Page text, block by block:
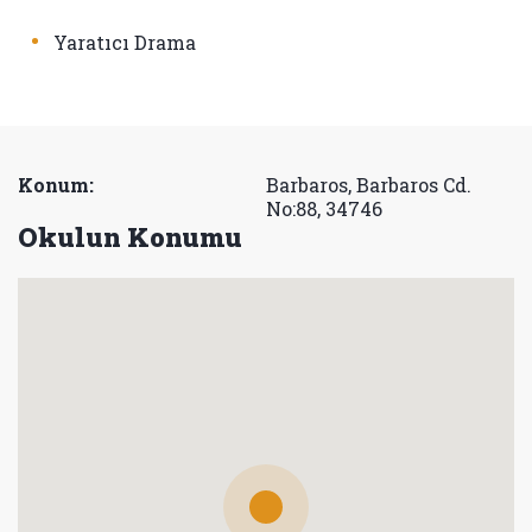
• Yaratıcı Drama
Konum:
Barbaros, Barbaros Cd.
No:88, 34746
Okulun Konumu